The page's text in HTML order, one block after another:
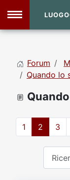
Home
DVD Shop
Sito
Forum
Quando lo
1 2 3